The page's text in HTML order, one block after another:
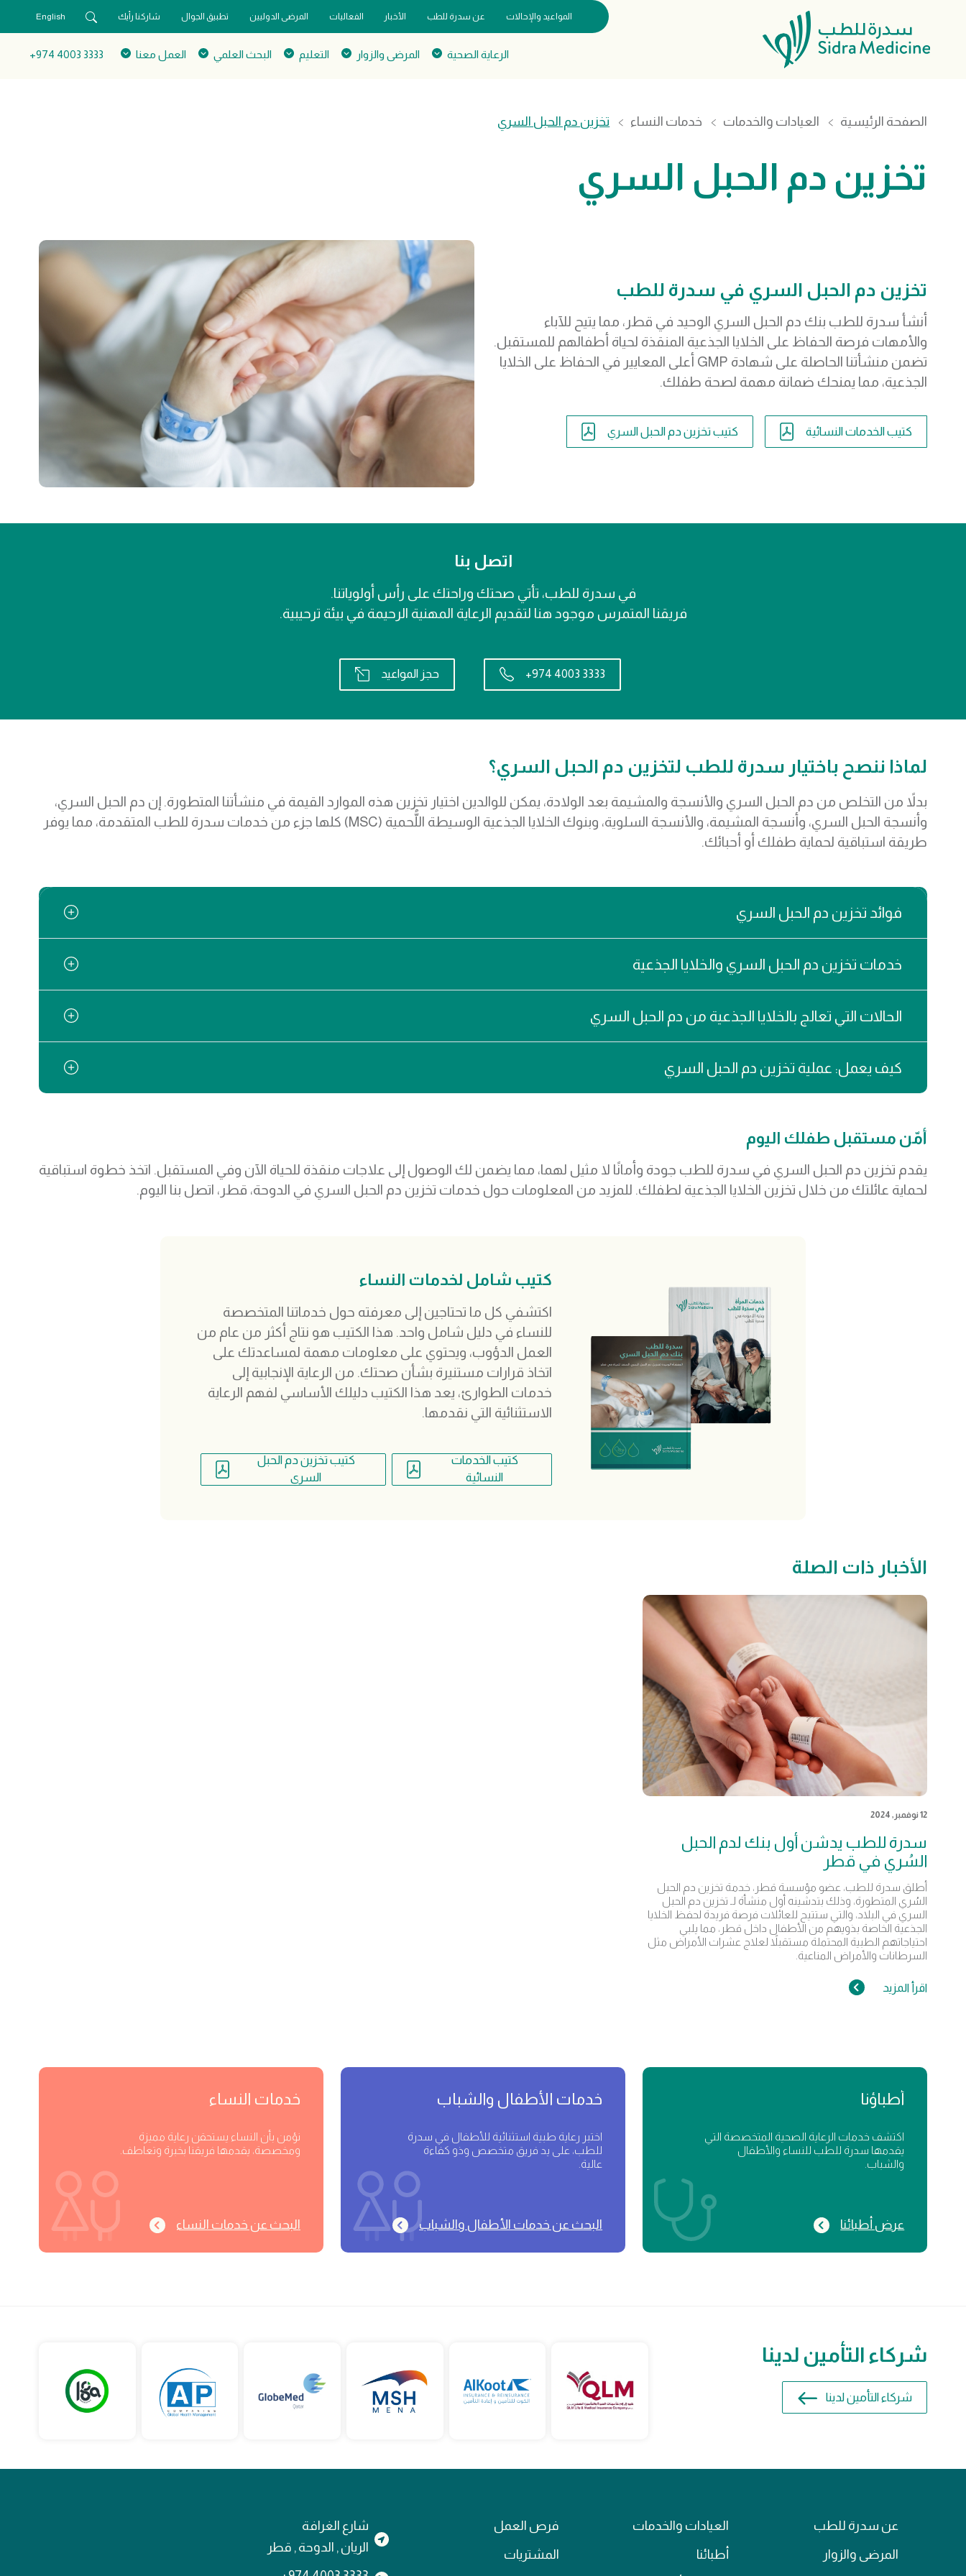
المواعيد والإحالات عن سدرة للطب الأخبار الفعاليات المرضى الدوليين تطبيق الجوال شاركنا رأيك English
الرعاية الصحية المرضى والزوار التعليم البحث العلمي العمل معنا 3333 4003 974+
الصفحة الرئيسية العيادات والخدمات خدمات النساء تخزين دم الحبل السري
تخزين دم الحبل السري
تخزين دم الحبل السري في سدرة للطب
أنشأ سدرة للطب بنك دم الحبل السري الوحيد في قطر، مما يتيح للآباء
والأمهات فرصة الحفاظ على الخلايا الجذعية المنقذة لحياة أطفالهم للمستقبل.
تضمن منشأتنا الحاصلة على شهادة GMP أعلى المعايير في الحفاظ على الخلايا
الجذعية، مما يمنحك ضمانة مهمة لصحة طفلك.
كتيب الخدمات النسائية كتيب تخزين دم الحبل السري
اتصل بنا
في سدرة للطب، تأتي صحتك وراحتك على رأس أولوياتنا.
فريقنا المتمرس موجود هنا لتقديم الرعاية المهنية الرحيمة في بيئة ترحيبية.
+974 4003 3333 حجز المواعيد
لماذا ننصح باختيار سدرة للطب لتخزين دم الحبل السري؟
بدلاً من التخلص من دم الحبل السري والأنسجة والمشيمة بعد الولادة، يمكن للوالدين اختيار تخزين هذه الموارد القيمة في منشأتنا المتطورة. إن دم الحبل السري،
وأنسجة الحبل السري، وأنسجة المشيمة، والأنسجة السلوية، وبنوك الخلايا الجذعية الوسيطة اللُّحمية (MSC) كلها جزء من خدمات سدرة للطب المتقدمة، مما يوفر
طريقة استباقية لحماية طفلك أو أحبائك.
فوائد تخزين دم الحبل السري
خدمات تخزين دم الحبل السري والخلايا الجذعية
الحالات التي تعالج بالخلايا الجذعية من دم الحبل السري
كيف يعمل: عملية تخزين دم الحبل السري
أمّن مستقبل طفلك اليوم
يقدم تخزين دم الحبل السري في سدرة للطب جودة وأمانًا لا مثيل لهما، مما يضمن لك الوصول إلى علاجات منقذة للحياة الآن وفي المستقبل. اتخذ خطوة استباقية
لحماية عائلتك من خلال تخزين الخلايا الجذعية لطفلك. للمزيد من المعلومات حول خدمات تخزين دم الحبل السري في الدوحة، قطر، اتصل بنا اليوم.
كتيب شامل لخدمات النساء
اكتشفي كل ما تحتاجين إلى معرفته حول خدماتنا المتخصصة
للنساء في دليل شامل واحد. هذا الكتيب هو نتاج أكثر من عام من
العمل الدؤوب، ويحتوي على معلومات مهمة لمساعدتك على
اتخاذ قرارات مستنيرة بشأن صحتك. من الرعاية الإنجابية إلى
خدمات الطوارئ، يعد هذا الكتيب دليلك الأساسي لفهم الرعاية
الاستثنائية التي نقدمها.
كتيب الخدمات
النسائية
كتيب تخزين دم الحبل
السري
الأخبار ذات الصلة
12 نوفمبر, 2024
سدرة للطب يدشن أول بنك لدم الحبل
السُري في قطر
أطلق سدرة للطب، عضو مؤسسة قطر، خدمة تخزين دم الحبل
السُري المتطورة، وذلك بتدشينه أول منشأة لـ تخزين دم الحبل
السري في البلاد، والتي ستتيح للعائلات فرصة فريدة لحفظ الخلايا
الجذعية الخاصة بذويهم من الأطفال داخل قطر، مما يلبي
احتياجاتهم الطبية المحتملة مستقبلاً لعلاج عشرات الأمراض مثل
السرطانات والأمراض المناعية.
اقرأ المزيد
أطباؤنا
اكتشف خدمات الرعاية الصحية المتخصصة التي
يقدمها سدرة للطب للنساء والأطفال
والشباب.
عرض أطبائنا
خدمات الأطفال والشباب
اختبر رعاية طبية استثنائية للأطفال في سدرة
للطب، على يد فريق متخصص وذو كفاءة
عالية.
البحث عن خدمات الأطفال والشباب
خدمات النساء
نؤمن بأن النساء يستحقن رعاية مميزة
ومخصصة، يقدمها فريقنا بخبرة وتعاطف.
البحث عن خدمات النساء
شركاء التأمين لدينا
شركاء التأمين لدينا
عن سدرة للطب
المرضى والزوار
العيادات والخدمات
أطبائنا
فرص العمل
المشتريات
شارع الغرافة
الريان , الدوحة , قطر